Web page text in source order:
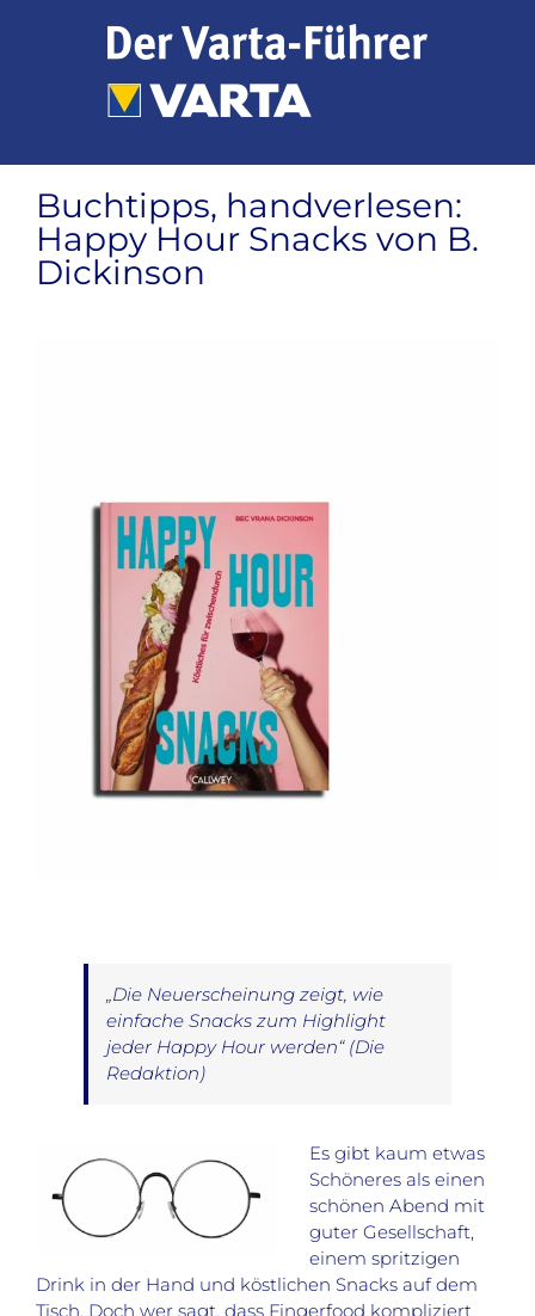
Buchtipps, handverlesen:
Happy Hour Snacks von B.
Dickinson
„Die Neuerscheinung zeigt, wie
einfache Snacks zum Highlight
jeder Happy Hour werden“(Die
Redaktion)
Es gibt kaum etwas
Schöneres als einen
schönen Abend mit
guter Gesellschaft,
einem spritzigen
Drink in der Hand und köstlichen Snacks auf dem
Tisch. Doch wer sagt, dass Fingerfood kompliziert